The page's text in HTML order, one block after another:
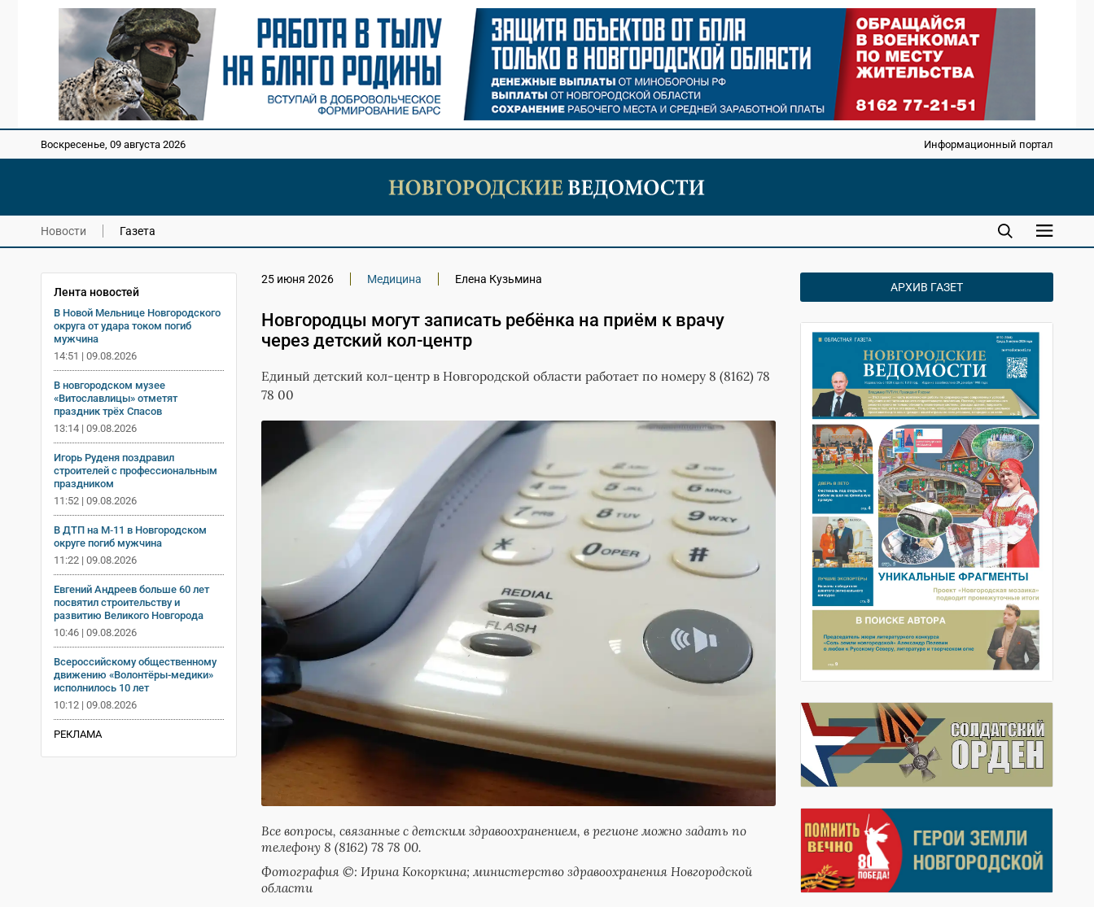
Воскресенье, 09 августа 2026 Информационный портал
Новости Газета
Лента новостей
В Новой Мельнице Новгородского
округа от удара током погиб
мужчина
14:51 | 09.08.2026
В новгородском музее
«Витославлицы» отметят
праздник трёх Спасов
13:14 | 09.08.2026
Игорь Руденя поздравил
строителей с профессиональным
праздником
11:52 | 09.08.2026
В ДТП на М‑11 в Новгородском
округе погиб мужчина
11:22 | 09.08.2026
Евгений Андреев больше 60 лет
посвятил строительству и
развитию Великого Новгорода
10:46 | 09.08.2026
Всероссийскому общественному
движению «Волонтёры-медики»
исполнилось 10 лет
10:12 | 09.08.2026
РЕКЛАМА
25 июня 2026 Медицина Елена Кузьмина
Новгородцы могут записать ребёнка на приём к врачу
через детский кол-центр
Единый детский кол-центр в Новгородской области работает по номеру 8 (8162) 78
78 00
Все вопросы, связанные с детским здравоохранением, в регионе можно задать по
телефону 8 (8162) 78 78 00.
Фотография ©: Ирина Кокоркина; министерство здравоохранения Новгородской
области
АРХИВ ГАЗЕТ